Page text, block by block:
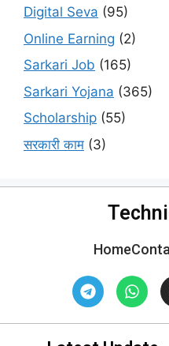
Digital Seva (95)
Online Earning (2)
Sarkari Job (165)
Sarkari Yojana (365)
Scholarship (55)
सरकारी काम (3)
Home